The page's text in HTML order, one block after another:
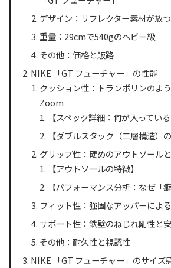
デザイン：リフレクター素材が放
重量：29cmで540gのヘビー級
その他：価格と販路
NIKE 「GT フューチャー」の性能
クッション性：トランポリンのよ
Zoom
【スペック詳細：何が入っている
【ダブルスタック（二層構造）
グリップ性：硬めのアウトソール
【アウトソールの特徴】
【パフォーマンス分析：なぜ「
フィット性：強固なアッパーによ
サポート性：鉄壁のねじれ剛性と
その他：耐久性と視認性
NIKE 「GT フューチャー」のサイズ